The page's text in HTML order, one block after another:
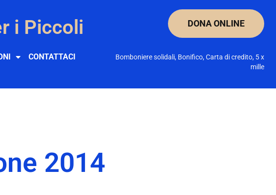
i Piccoli
CONTATTACI
DONA ONLINE
Bomboniere solidali, Bonifico, Carta di credito, 5 x
mille
2014